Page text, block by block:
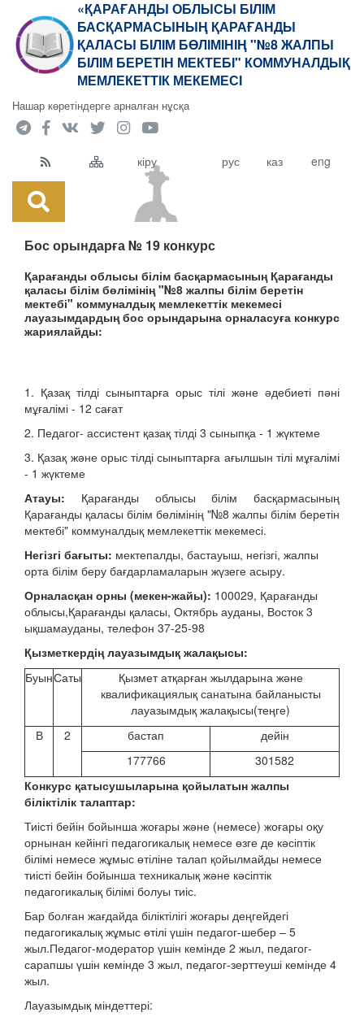
«ҚАРАҒАНДЫ ОБЛЫСЫ БІЛІМ
БАСҚАРМАСЫНЫҢ ҚАРАҒАНДЫ
ҚАЛАСЫ БІЛІМ БӨЛІМІНІҢ "№8 ЖАЛПЫ
БІЛІМ БЕРЕТІН МЕКТЕБІ" КОММУНАЛДЫҚ
МЕМЛЕКЕТТІК МЕКЕМЕСІ
Нашар көретіндерге арналған нұсқа
кіру рус каз eng
Бос орындарға № 19 конкурс
Қарағанды облысы білім басқармасының Қарағанды
қаласы білім бөлімінің "№8 жалпы білім беретін
мектебі" коммуналдық мемлекеттік мекемесі
лауазымдардың бос орындарына орналасуға конкурс
жариялайды:
1. Қазақ тілді сыныптарға орыс тілі және әдебиеті пәні
мұғалімі - 12 сағат
2. Педагог- ассистент қазақ тілді 3 сыныпқа - 1 жүктеме
3. Қазақ және орыс тілді сыныптарға ағылшын тілі мұғалімі
- 1 жүктеме
Атауы: Қарағанды облысы білім басқармасының
Қарағанды қаласы білім бөлімінің "№8 жалпы білім беретін
мектебі" коммуналдық мемлекеттік мекемесі.
Негізгі бағыты: мектепалды, бастауыш, негізгі, жалпы
орта білім беру бағдарламаларын жүзеге асыру.
Орналасқан орны (мекен-жайы): 100029, Қарағанды
облысы,Қарағанды қаласы, Октябрь ауданы, Восток 3
ықшамауданы, телефон 37-25-98
Қызметкердің лауазымдық жалақысы:
БуынСаты
Қызмет атқарған жылдарына және
квалификациялық санатына байланысты
лауазымдық жалақысы(теңге)
В
2 бастап
дейін
177766
301582
Конкурс қатысушыларына қойылатын жалпы
біліктілік талаптар:
Тиісті бейін бойынша жоғары және (немесе) жоғары оқу
орнынан кейінгі педагогикалық немесе өзге де кәсіптік
білімі немесе жұмыс өтіліне талап қойылмайды немесе
тиісті бейін бойынша техникалық және кәсіптік
педагогикалық білімі болуы тиіс.
Бар болған жағдайда біліктілігі жоғары деңгейдегі
педагогикалық жұмыс өтілі үшін педагог-шебер – 5
жыл.Педагог-модератор үшін кемінде 2 жыл, педагог-
сарапшы үшін кемінде 3 жыл, педагог-зерттеуші кемінде 4
жыл.
Лауазымдық міндеттері: